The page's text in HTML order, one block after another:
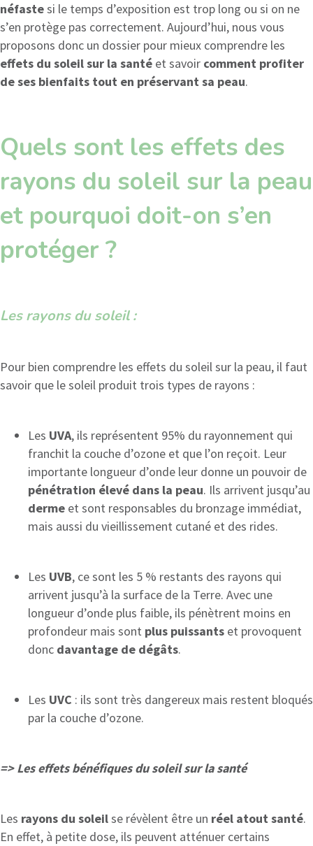
néfastesi le temps d’exposition est trop long ou si on ne
s’en protège pas correctement. Aujourd’hui, nous vous
proposons donc un dossier pour mieux comprendre les
effets du soleil sur la santé et savoir comment profiter
de ses bienfaits tout en préservant sa peau.
Quels sont les effets des
rayons du soleil sur la peau
et pourquoi doit-on s’en
protéger ?
Les rayons du soleil :
Pour bien comprendre les effets du soleil sur la peau, il faut
savoir que le soleil produit trois types de rayons :
Les UVA, ils représentent 95% du rayonnement qui
franchit la couche d’ozone et que l’on reçoit. Leur
importante longueur d’onde leur donne un pouvoir de
pénétration élevé dans la peau. Ils arrivent jusqu’au
derme et sont responsables du bronzage immédiat,
mais aussi du vieillissement cutané et des rides.
Les UVB, ce sont les 5 % restants des rayons qui
arrivent jusqu’à la surface de la Terre. Avec une
longueur d’onde plus faible, ils pénètrent moins en
profondeur mais sont plus puissants et provoquent
donc davantage de dégâts.
Les UVC : ils sont très dangereux mais restent bloqués
par la couche d’ozone.
=> Les effets bénéfiques du soleil sur la santé
Les rayons du soleilse révèlent être un réel atout santé.
En effet, à petite dose, ils peuvent atténuer certains